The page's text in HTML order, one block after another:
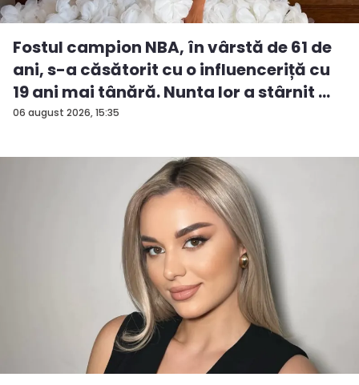
06 august 2026, 15:35
Fostul campion NBA, în vârstă de 61 de
ani, s-a căsătorit cu o influenceriță cu
19 ani mai tânără. Nunta lor a stârnit ...